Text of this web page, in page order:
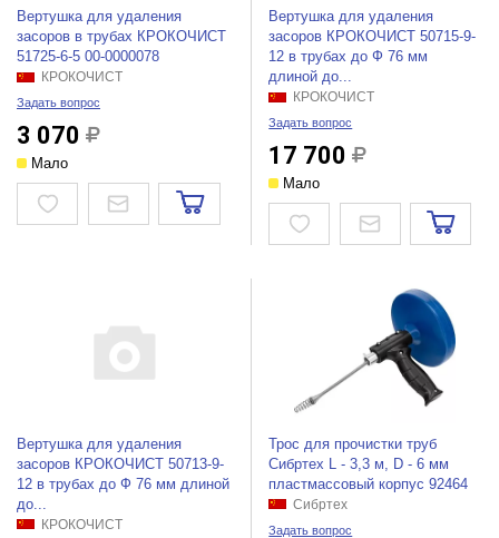
Вертушка для удаления
засоров в трубах КРОКОЧИСТ
51725-6-5 00-0000078
КРОКОЧИСТ
Задать вопрос
3 070
Мало
Вертушка для удаления
засоров КРОКОЧИСТ 50715-9-
12 в трубах до Ф 76 мм
длиной до...
КРОКОЧИСТ
Задать вопрос
17 700
Мало
Вертушка для удаления
засоров КРОКОЧИСТ 50713-9-
12 в трубах до Ф 76 мм длиной
до...
КРОКОЧИСТ
Трос для прочистки труб
Сибртех L - 3,3 м, D - 6 мм
пластмассовый корпус 92464
Сибртех
Задать вопрос